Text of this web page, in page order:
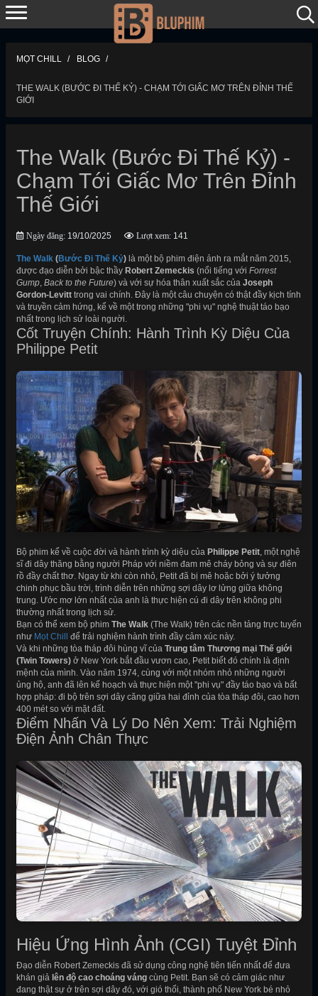
MỌT CHILL BLOG
THE WALK (BƯỚC ĐI THẾ KỶ) - CHẠM TỚI GIẤC MƠ TRÊN ĐỈNH THẾ
GIỚI
The Walk (Bước Đi Thế Kỷ) -
Chạm Tới Giấc Mơ Trên Đỉnh
Thế Giới
Ngày đăng: 19/10/2025 Lượt xem: 141
The Walk (Bước Đi Thế Kỷ) là một bộ phim điện ảnh ra mắt năm 2015,
được đạo diễn bởi bậc thầy Robert Zemeckis (nổi tiếng với Forrest
Gump, Back to the Future) và với sự hóa thân xuất sắc của Joseph
Gordon-Levitt trong vai chính. Đây là một câu chuyện có thật đầy kịch tính
và truyền cảm hứng, kể về một trong những "phi vụ" nghệ thuật táo bạo
nhất trong lịch sử loài người.
Cốt Truyện Chính: Hành Trình Kỳ Diệu Của
Philippe Petit
Bộ phim kể về cuộc đời và hành trình kỳ diệu của Philippe Petit , một nghệ
sĩ đi dây thăng bằng người Pháp với niềm đam mê cháy bỏng và sự điên
rồ đầy chất thơ. Ngay từ khi còn nhỏ, Petit đã bị mê hoặc bởi ý tưởng
chinh phục bầu trời, trình diễn trên những sợi dây lơ lửng giữa không
trung. Ước mơ lớn nhất của anh là thực hiện cú đi dây trên không phi
thường nhất trong lịch sử.
Bạn có thể xem bộ phim The Walk (The Walk) trên các nền tảng trực tuyến
như Mọt Chill để trải nghiệm hành trình đầy cảm xúc này.
Và khi những tòa tháp đôi hùng vĩ của Trung tâm Thương mại Thế giới
(Twin Towers) ở New York bắt đầu vươn cao, Petit biết đó chính là định
mệnh của mình. Vào năm 1974, cùng với một nhóm nhỏ những người
ủng hộ, anh đã lên kế hoạch và thực hiện một "phi vụ" đầy táo bạo và bất
hợp pháp: đi bộ trên sợi dây căng giữa hai đỉnh của tòa tháp đôi, cao hơn
400 mét so với mặt đất.
Điểm Nhấn Và Lý Do Nên Xem: Trải Nghiệm
Điện Ảnh Chân Thực
Hiệu Ứng Hình Ảnh (CGI) Tuyệt Đỉnh
Đạo diễn Robert Zemeckis đã sử dụng công nghệ tiên tiến nhất để đưa
khán giả lên độ cao choáng váng cùng Petit. Bạn sẽ có cảm giác như
đang thật sự ở trên sợi dây đó, với gió thổi, thành phố New York bé nhỏ